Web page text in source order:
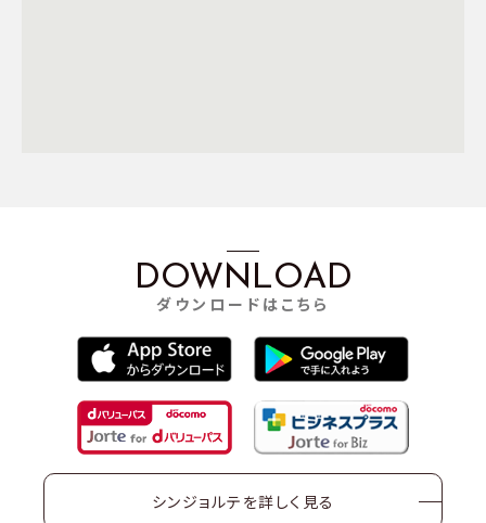
DOWNLOAD
ダウンロードはこちら
シンジョルテを詳しく見る